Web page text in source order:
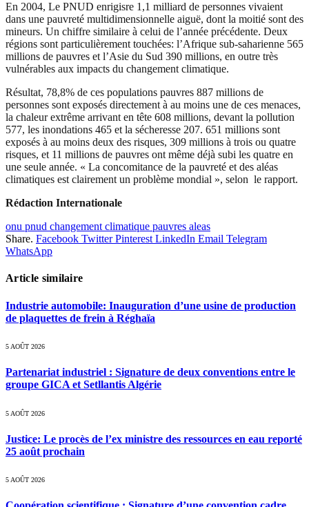
En 2004, Le PNUD enrigisre 1,1 milliard de personnes vivaient
dans une pauvreté multidimensionnelle aiguë, dont la moitié sont des
mineurs. Un chiffre similaire à celui de l’année précédente. Deux
régions sont particulièrement touchées: l’Afrique sub-saharienne 565
millions de pauvres et l’Asie du Sud 390 millions, en outre très
vulnérables aux impacts du changement climatique.
Résultat, 78,8% de ces populations pauvres 887 millions de
personnes sont exposés directement à au moins une de ces menaces,
la chaleur extrême arrivant en tête 608 millions, devant la pollution
577, les inondations 465 et la sécheresse 207. 651 millions sont
exposés à au moins deux des risques, 309 millions à trois ou quatre
risques, et 11 millions de pauvres ont même déjà subi les quatre en
une seule année. « La concomitance de la pauvreté et des aléas
climatiques est clairement un problème mondial », selon le rapport.
Rédaction Internationale
onu pnud changement climatique pauvres aleas
Share. Facebook Twitter Pinterest LinkedIn Email Telegram
WhatsApp
Article similaire
Industrie automobile: Inauguration d’une usine de production
de plaquettes de frein à Réghaïa
5 AOÛT 2026
Partenariat industriel : Signature de deux conventions entre le
groupe GICA et Setllantis Algérie
5 AOÛT 2026
Justice: Le procès de l’ex ministre des ressources en eau reporté
25 août prochain
5 AOÛT 2026